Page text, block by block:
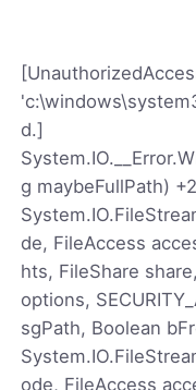
d.]
g maybeFullPath)
de, FileAccess
hts, FileShare
options,
sgPath, Boolean
ode, FileAccess